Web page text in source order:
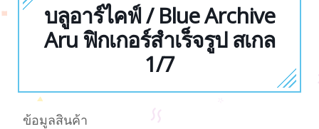
บลูอาร์ไคฟ์ / Blue Archive
Aru ฟิกเกอร์สำเร็จรูป สเกล
1/7
ข้อมูลสินค้า